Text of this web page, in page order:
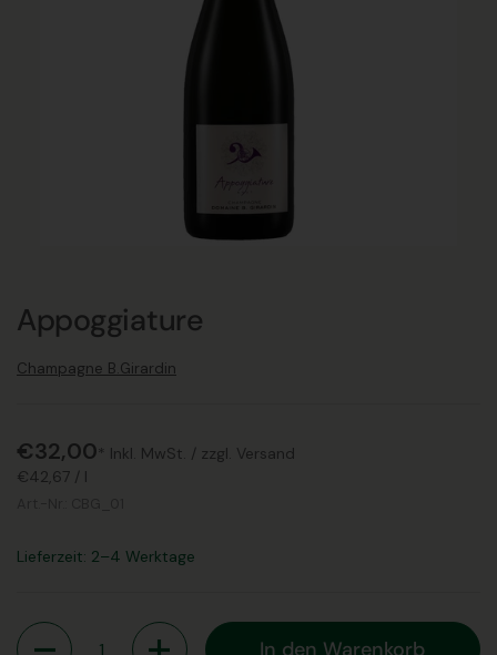
Appoggiature
Champagne B.Girardin
€32,00 * Inkl. MwSt. / zzgl. Versand
€42,67 / l
Lieferzeit: 2–4 Werktage
Anzahl
In den Warenkorb